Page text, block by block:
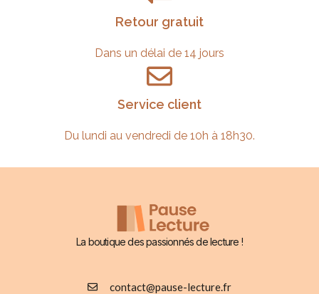
Retour gratuit
Dans un délai de 14 jours
Service client
Du lundi au vendredi de 10h à 18h30.
La boutique des passionnés de lecture !
contact@pause-lecture.fr